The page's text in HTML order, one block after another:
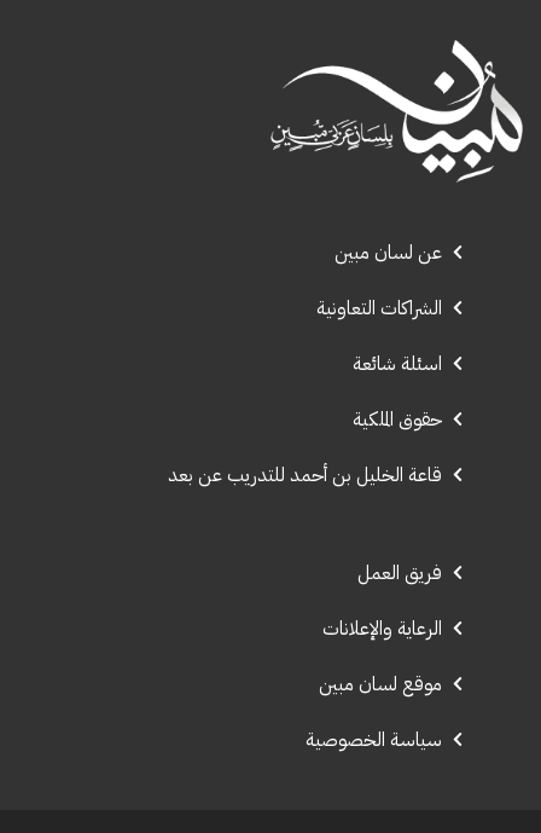
عن لسان مبين
الشراكات التعاونية
اسئلة شائعة
حقوق الملكية
قاعة الخليل بن أحمد للتدريب عن بعد
فريق العمل
الرعاية والإعلانات
موقع لسان مبين
سياسة الخصوصية